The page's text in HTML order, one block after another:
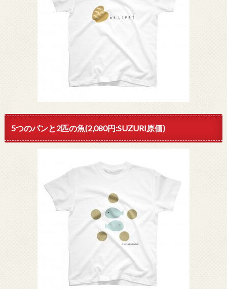
5つのパンと2匹の魚(2,080円:SUZURI原価)